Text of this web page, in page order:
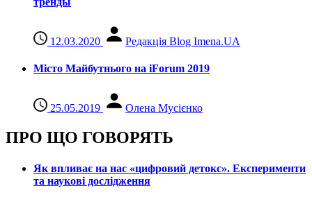
12.03.2020 Редакція Blog Imena.UA
Місто Майбутнього на iForum 2019
25.05.2019 Олена Мусієнко
ПРО ЩО ГОВОРЯТЬ
Як впливає на нас «цифровий детокс». Експерименти
та наукові дослідження